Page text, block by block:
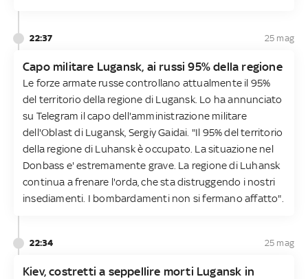
22:37 25 mag
Capo militare Lugansk, ai russi 95% della regione
Le forze armate russe controllano attualmente il 95%
del territorio della regione di Lugansk. Lo ha annunciato
su Telegram il capo dell'amministrazione militare
dell'Oblast di Lugansk, Sergiy Gaidai. "Il 95% del territorio
della regione di Luhansk è occupato. La situazione nel
Donbass e' estremamente grave. La regione di Luhansk
continua a frenare l'orda, che sta distruggendo i nostri
insediamenti. I bombardamenti non si fermano affatto".
22:34 25 mag
Kiev, costretti a seppellire morti Lugansk in